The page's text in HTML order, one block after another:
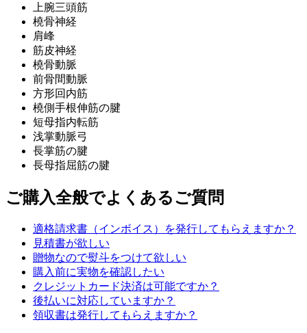
上腕三頭筋
橈骨神経
肩峰
筋皮神経
橈骨動脈
前骨間動脈
方形回内筋
橈側手根伸筋の腱
短母指内転筋
浅掌動脈弓
長掌筋の腱
長母指屈筋の腱
ご購入全般でよくあるご質問
適格請求書（インボイス）を発行してもらえますか？
見積書が欲しい
贈物なので熨斗をつけて欲しい
購入前に実物を確認したい
クレジットカード決済は可能ですか？
後払いに対応していますか？
領収書は発行してもらえますか？